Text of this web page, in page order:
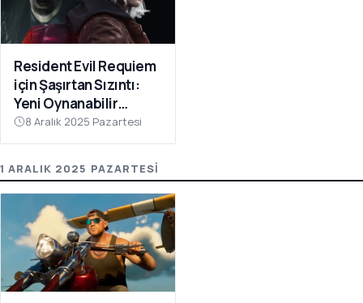
Resident Evil Requiem
için Şaşırtan Sızıntı:
Yeni Oynanabilir
Karakter Ortaya Çıktı
8 Aralık 2025 Pazartesi
1 ARALIK 2025 PAZARTESI